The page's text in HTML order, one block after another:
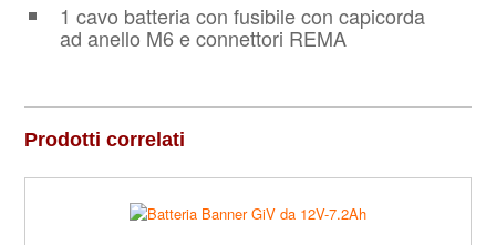
1 cavo batteria con fusibile con capicorda
ad anello M6 e connettori REMA
Prodotti correlati